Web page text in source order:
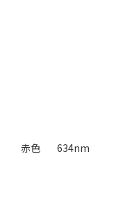
赤色 634nm